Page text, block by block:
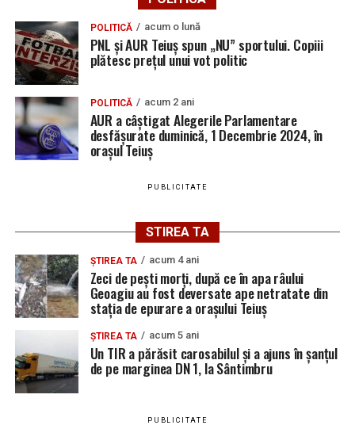
Adaugă teiusinfo.ro ca sursă
Ultimele știri din Teiuș
Jaf de peste 300.000 de euro, la Teiuș. Familia
păgubită susține că ancheta bate pasul pe loc, la
aproape o lună de la spargere
Locuri de muncă în Sântimbru, disponibile la 4
POLITICĂ acum o lună
PNL și AUR Teiuș spun „NU” sportului. Copiii
plătesc prețul unui vot politic
POLITICĂ acum 2 ani
AUR a câștigat Alegerile Parlamentare
desfășurate duminică, 1 Decembrie 2024, în
orașul Teiuș
PUBLICITATE
STIREA TA
ȘTIREA TA acum 4 ani
Zeci de pești morți, după ce în apa râului
Geoagiu au fost deversate ape netratate din
stația de epurare a orașului Teiuș
ȘTIREA TA acum 5 ani
Un TIR a părăsit carosabilul și a ajuns în șanțul
de pe marginea DN 1, la Sântimbru
PUBLICITATE